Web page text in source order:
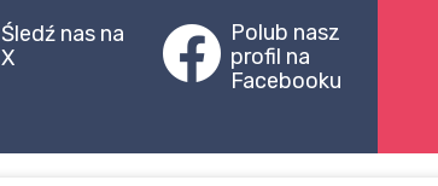
Śledź nas na
X
Polub nasz
profil na
Facebooku